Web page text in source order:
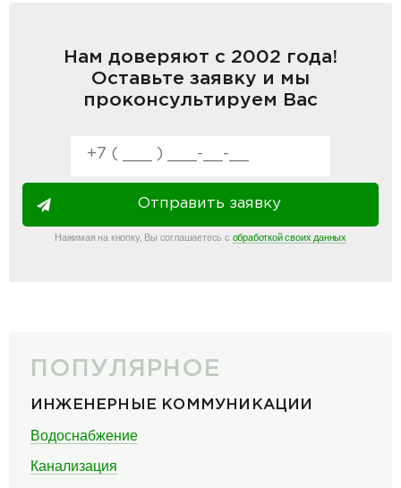
Нам доверяют с 2002 года!
Оставьте заявку и мы
проконсультируем Вас
Отправить заявку
Нажимая на кнопку, Вы соглашаетесь с обработкой своих данных
ПОПУЛЯРНОЕ
ИНЖЕНЕРНЫЕ КОММУНИКАЦИИ
Водоснабжение
Канализация